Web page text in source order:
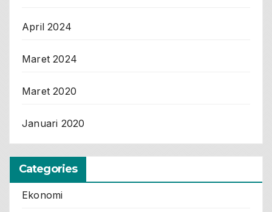
April 2024
Maret 2024
Maret 2020
Januari 2020
Categories
Ekonomi